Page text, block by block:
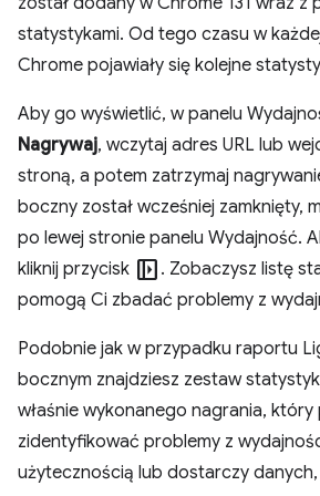
statystykami. Od tego czasu w
Chrome pojawiały się kolejne
Aby go wyświetlić, w panelu
Nagrywaj, wczytaj adres URL lub
stroną, a potem zatrzymaj
boczny został wcześniej zamknięty,
po lewej stronie panelu Wydajność.
kliknij przycisk left_panel_open . Zobaczysz listę
pomogą Ci zbadać problemy z
Podobnie jak w przypadku raportu
bocznym znajdziesz zestaw
właśnie wykonanego nagrania, który
zidentyfikować problemy z
użytecznością lub dostarczy danych,